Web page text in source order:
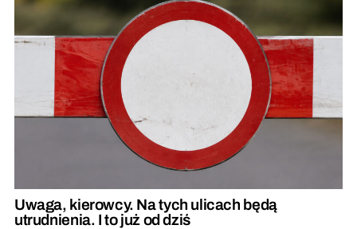
Uwaga, kierowcy. Na tych ulicach będą
utrudnienia. I to już od dziś